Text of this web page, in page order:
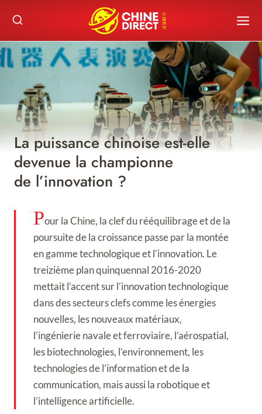
content
La puissance chinoise est-elle
devenue la championne
de l’innovation ?
Pour la Chine, la clef du rééquilibrage et de la
poursuite de la croissance passe par la montée
en gamme technologique et l’innovation. Le
treizième plan quinquennal 2016-2020
mettait l’accent sur l’innovation technologique
dans des secteurs clefs comme les énergies
nouvelles, les nouveaux matériaux,
l’ingénierie navale et ferroviaire, l’aérospatial,
les biotechnologies, l’environnement, les
technologies de l’information et de la
communication, mais aussi la robotique et
l’intelligence artificielle.